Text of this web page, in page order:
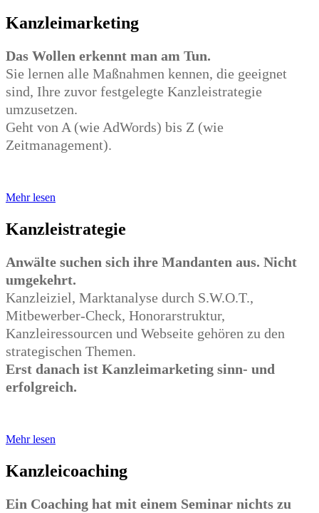
Kanzleimarketing
Das Wollen erkennt man am Tun.
Sie lernen alle Maßnahmen kennen, die geeignet
sind, Ihre zuvor festgelegte Kanzleistrategie
umzusetzen.
Geht von A (wie AdWords) bis Z (wie
Zeitmanagement).
Mehr lesen
Kanzleistrategie
Anwälte suchen sich ihre Mandanten aus. Nicht
umgekehrt.
Kanzleiziel, Marktanalyse durch S.W.O.T.,
Mitbewerber-Check, Honorarstruktur,
Kanzleiressourcen und Webseite gehören zu den
strategischen Themen.
Erst danach ist Kanzleimarketing sinn- und
erfolgreich.
Mehr lesen
Kanzleicoaching
Ein Coaching hat mit einem Seminar nichts zu